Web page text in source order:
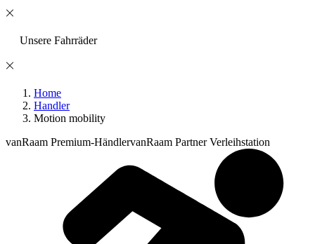
Unsere Fahrräder
Home
Handler
Motion mobility
vanRaam Premium-HändlervanRaam Partner Verleihstation